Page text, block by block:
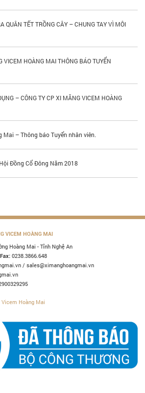
QUÂN TẾT TRỒNG CÂY – CHUNG TAY VÌ MÔI
VICEM HOÀNG MAI THÔNG BÁO TUYỂN
– CÔNG TY CP XI MĂNG VICEM HOÀNG
Mai – Thông báo Tuyển nhân viên.
Đồng Cổ Đông Năm 2018
VICEM HOÀNG MAI
Hoàng Mai - Tỉnh Nghệ An
Fax: 0238.3866.648
/ sales@ximanghoangmai.vn
Hoàng Mai